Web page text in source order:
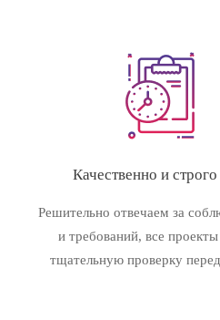
Качественно и
Решительно отвечаем за
и требований, все
тщательную проверку